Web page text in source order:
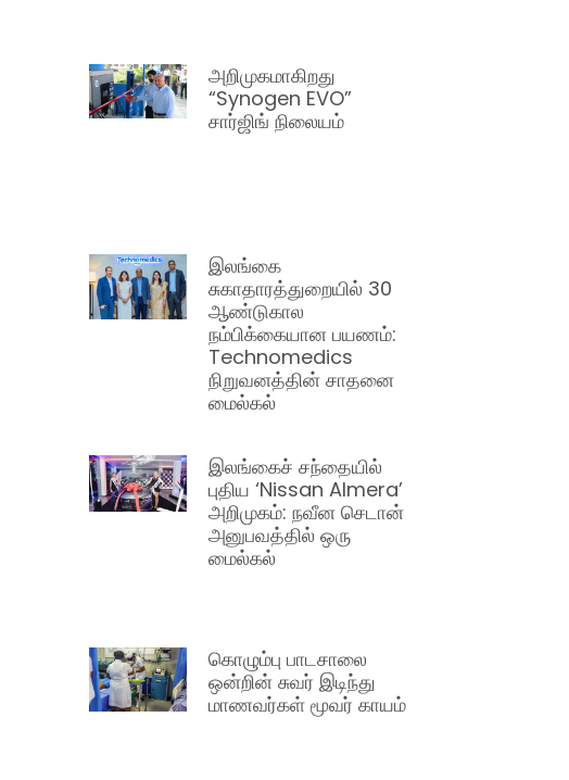
அறிமுகமாகிறது
“Synogen EVO”
சார்ஜிங் நிலையம்
இலங்கை
சுகாதாரத்துறையில் 30
ஆண்டுகால
நம்பிக்கையான பயணம்:
Technomedics
நிறுவனத்தின் சாதனை
மைல்கல்
இலங்கைச் சந்தையில்
புதிய ‘Nissan Almera’
அறிமுகம்: நவீன செடான்
அனுபவத்தில் ஒரு
மைல்கல்
கொழும்பு பாடசாலை
ஒன்றின் சுவர் இடிந்து
மாணவர்கள் மூவர் காயம்